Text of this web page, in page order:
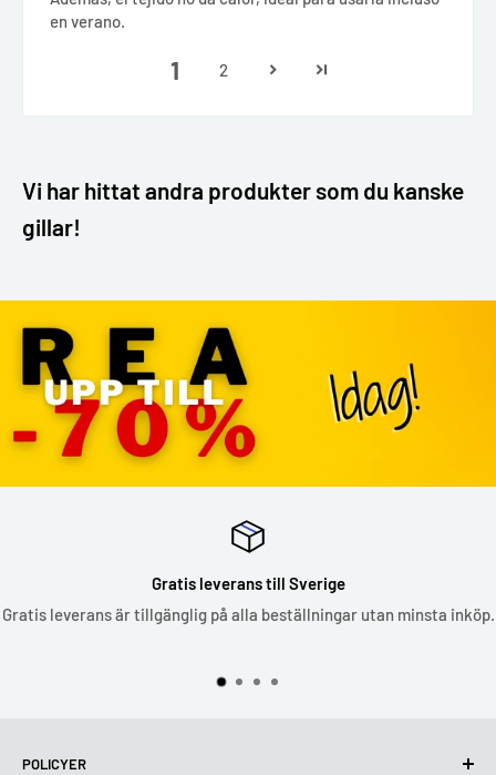
en verano.
1 2
Vi har hittat andra produkter som du kanske
gillar!
Gratis leverans till Sverige
Gratis leverans är tillgänglig på alla beställningar utan minsta inköp.
POLICYER